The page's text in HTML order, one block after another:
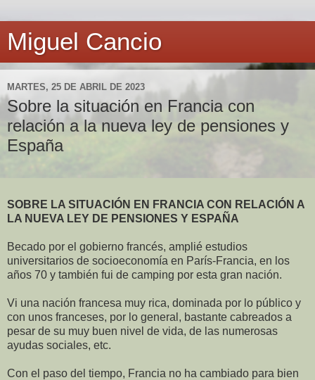
Miguel Cancio
MARTES, 25 DE ABRIL DE 2023
Sobre la situación en Francia con
relación a la nueva ley de pensiones y
España
SOBRE LA SITUACIÓN EN FRANCIA CON RELACIÓN A
LA NUEVA LEY DE PENSIONES Y ESPAÑA
Becado por el gobierno francés, amplié estudios
universitarios de socioeconomía en París-Francia, en los
años 70 y también fui de camping por esta gran nación.
Vi una nación francesa muy rica, dominada por lo público y
con unos franceses, por lo general, bastante cabreados a
pesar de su muy buen nivel de vida, de las numerosas
ayudas sociales, etc.
Con el paso del tiempo, Francia no ha cambiado para bien